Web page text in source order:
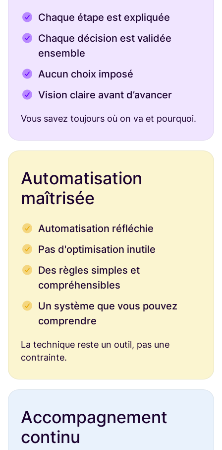
Chaque étape est expliquée
Chaque décision est validée
ensemble
Aucun choix imposé
Vision claire avant d’avancer
Vous savez toujours où on va et pourquoi.
Automatisation
maîtrisée
Automatisation réfléchie
Pas d'optimisation inutile
Des règles simples et
compréhensibles
Un système que vous pouvez
comprendre
La technique reste un outil, pas une
contrainte.
Accompagnement
continu